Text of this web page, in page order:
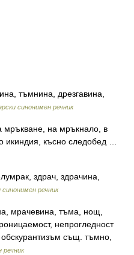
тъмнина, дрезгавина,
синонимен речник
на мръкнало, в
икиндия, късно следобед …
здрач, здрачина,
синонимен речник
мрачевина, тъма, нощ,
непрогледност
същ. тъмно,
речник